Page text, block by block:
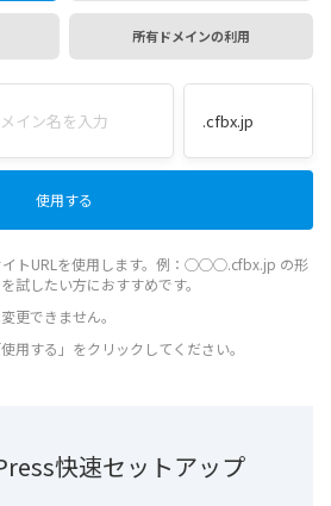
所有ドメインの利用
イトURLを使用します。例：◯◯◯.cfbx.jp の形
試したい方におすすめです。
更できません。
用する」をクリックしてください。
快速セットアップ